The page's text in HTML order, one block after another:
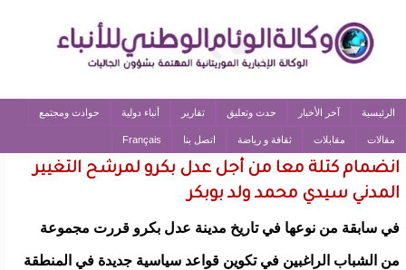
الرئيسية آخر الأخبار حدث وتعليق تقارير أنباء دولية حوادث ومجتمع
مقالات مقابلات ثقافة و رياضة اتصل بنا Français
انضمام كتلة معا من أجل عدل بكرو لمرشح التغيير
المدني سيدي محمد ولد بوبكر
في سابقة من نوعها في تاريخ مدينة عدل بكرو قررت مجموعة
من الشباب الراغبين في تكوين قواعد سياسية جديدة في المنطقة